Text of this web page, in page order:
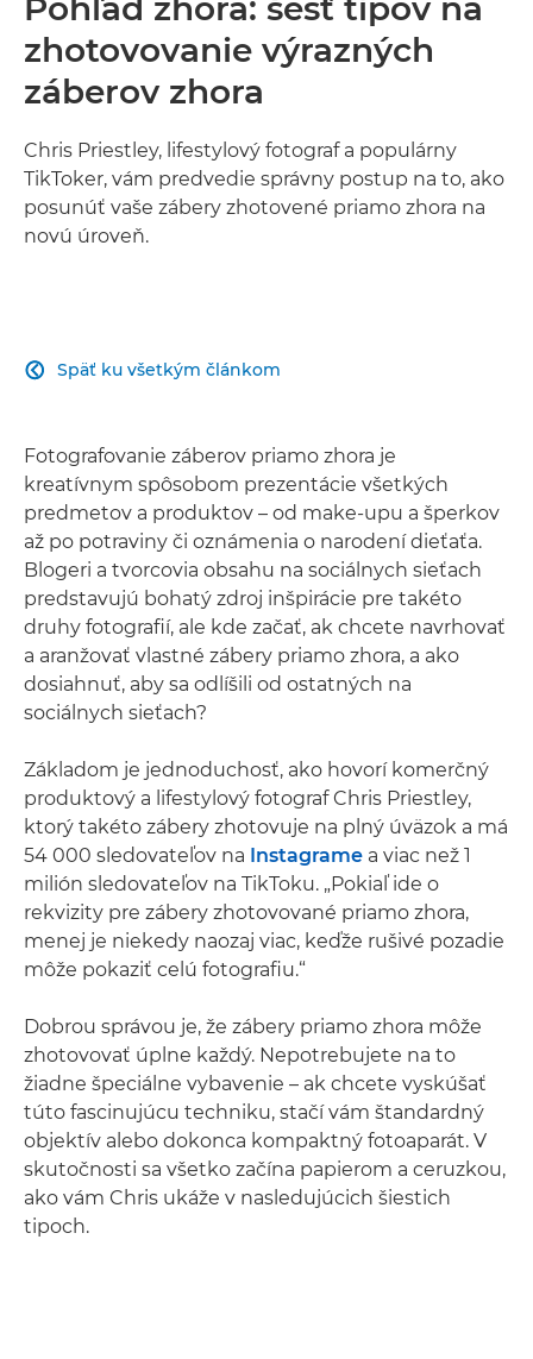
Pohľad zhora: šesť tipov na
zhotovovanie výrazných
záberov zhora
Chris Priestley, lifestylový fotograf a populárny
TikToker, vám predvedie správny postup na to, ako
posunúť vaše zábery zhotovené priamo zhora na
novú úroveň.
Späť ku všetkým článkom

Fotografovanie záberov priamo zhora je
kreatívnym spôsobom prezentácie všetkých
predmetov a produktov – od make-upu a šperkov
až po potraviny či oznámenia o narodení dieťaťa.
Blogeri a tvorcovia obsahu na sociálnych sieťach
predstavujú bohatý zdroj inšpirácie pre takéto
druhy fotografií, ale kde začať, ak chcete navrhovať
a aranžovať vlastné zábery priamo zhora, a ako
dosiahnuť, aby sa odlíšili od ostatných na
sociálnych sieťach?
Základom je jednoduchosť, ako hovorí komerčný
produktový a lifestylový fotograf Chris Priestley,
ktorý takéto zábery zhotovuje na plný úväzok a má
54 000 sledovateľov na Instagrame a viac než 1
milión sledovateľov na TikToku. „Pokiaľ ide o
rekvizity pre zábery zhotovované priamo zhora,
menej je niekedy naozaj viac, keďže rušivé pozadie
môže pokaziť celú fotografiu.“
Dobrou správou je, že zábery priamo zhora môže
zhotovovať úplne každý. Nepotrebujete na to
žiadne špeciálne vybavenie – ak chcete vyskúšať
túto fascinujúcu techniku, stačí vám štandardný
objektív alebo dokonca kompaktný fotoaparát. V
skutočnosti sa všetko začína papierom a ceruzkou,
ako vám Chris ukáže v nasledujúcich šiestich
tipoch.